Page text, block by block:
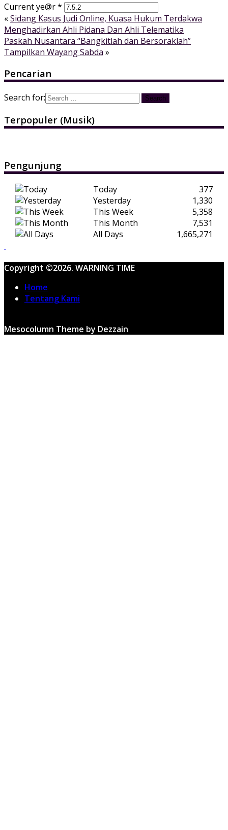
Current ye@r*
«Sidang Kasus Judi Online, Kuasa Hukum Terdakwa
Menghadirkan Ahli Pidana Dan Ahli Telematika
Paskah Nusantara “Bangkitlah dan Bersoraklah”
Tampilkan Wayang Sabda »
Pencarian
Search for:
Terpopuler (Musik)
Pengunjung
Today
377
Yesterday
1,330
This Week
5,358
This Month
7,531
All Days
1,665,271
Copyright ©2026. WARNING TIME
Home
Tentang Kami
Mesocolumn Theme by Dezzain